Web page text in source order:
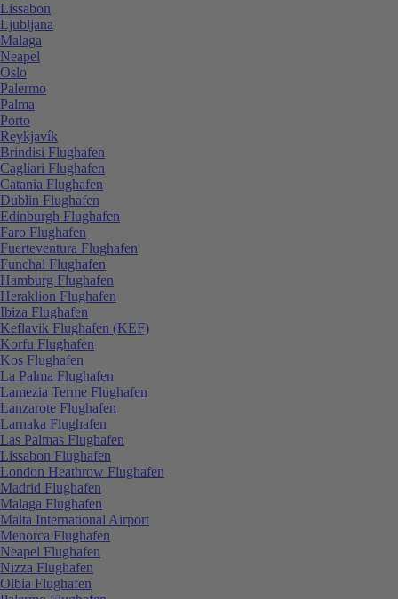
Lissabon
Ljubljana
Malaga
Neapel
Oslo
Palermo
Palma
Porto
Reykjavík
Brindisi Flughafen
Cagliari Flughafen
Catania Flughafen
Dublin Flughafen
Edinburgh Flughafen
Faro Flughafen
Fuerteventura Flughafen
Funchal Flughafen
Hamburg Flughafen
Heraklion Flughafen
Ibiza Flughafen
Keflavik Flughafen (KEF)
Korfu Flughafen
Kos Flughafen
La Palma Flughafen
Lamezia Terme Flughafen
Lanzarote Flughafen
Larnaka Flughafen
Las Palmas Flughafen
Lissabon Flughafen
London Heathrow Flughafen
Madrid Flughafen
Malaga Flughafen
Malta International Airport
Menorca Flughafen
Neapel Flughafen
Nizza Flughafen
Olbia Flughafen